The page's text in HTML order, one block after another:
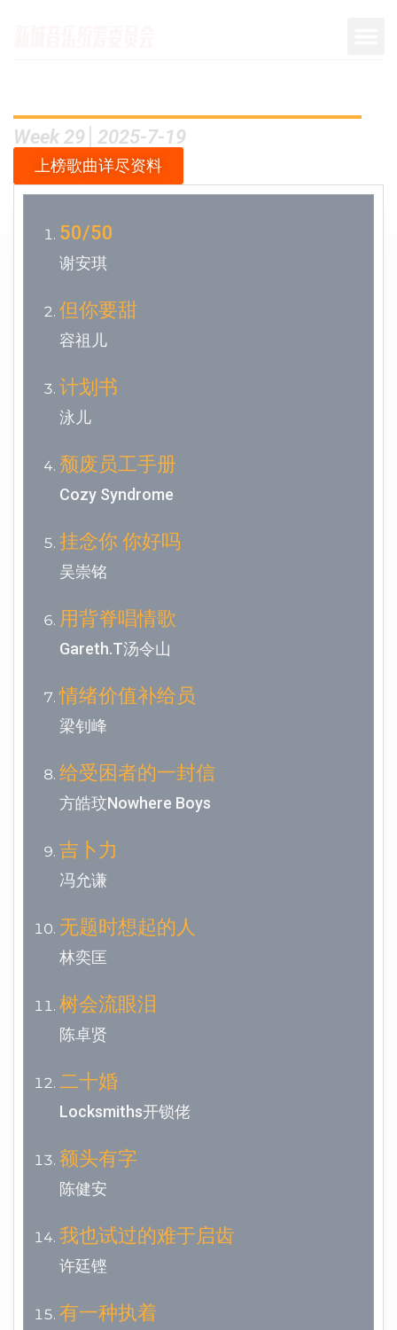
Week 29│2025-7-19
上榜歌曲详尽资料
50/50
谢安琪
但你要甜
容祖儿
计划书
泳儿
颓废员工手册
Cozy Syndrome
挂念你 你好吗
吴崇铭
用背脊唱情歌
Gareth.T汤令山
情绪价值补给员
梁钊峰
给受困者的一封信
方皓玟Nowhere Boys
吉卜力
冯允谦
无题时想起的人
林奕匡
树会流眼泪
陈卓贤
二十婚
Locksmiths开锁佬
额头有字
陈健安
我也试过的难于启齿
许廷铿
有一种执着